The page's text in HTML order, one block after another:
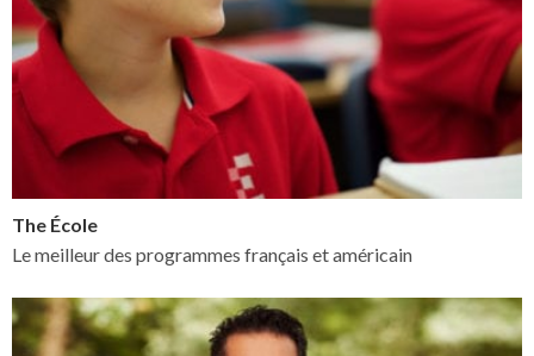
The École
Le meilleur des programmes français et américain